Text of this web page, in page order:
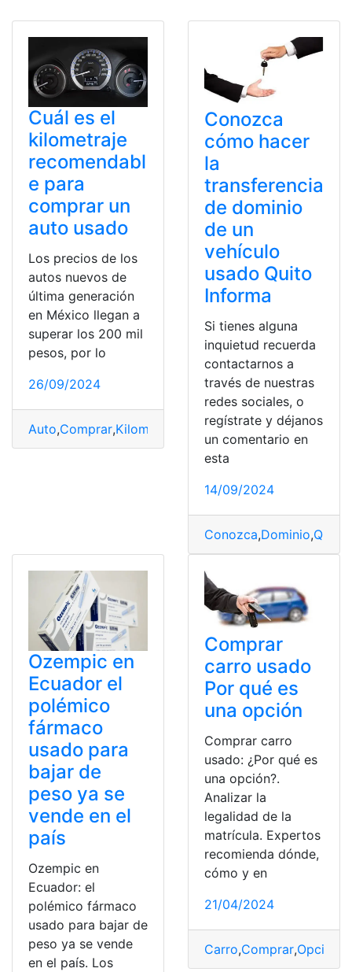
Cuál es el
kilometraje
recomendabl
e para
comprar un
auto usado
Los precios de los
autos nuevos de
última generación
en México llegan a
superar los 200 mil
pesos, por lo
26/09/2024
Auto,Comprar,Kilometraje recomendable usado
Conozca
cómo hacer
la
transferencia
de dominio
de un
vehículo
usado Quito
Informa
Si tienes alguna
inquietud recuerda
contactarnos a
través de nuestras
redes sociales, o
regístrate y déjanos
un comentario en
esta
14/09/2024
Conozca,Dominio,Quito
Ozempic en
Ecuador el
polémico
fármaco
usado para
bajar de
peso ya se
vende en el
país
Ozempic en
Ecuador: el
polémico fármaco
usado para bajar de
peso ya se vende
en el país. Los
Comprar
carro usado
Por qué es
una opción
Comprar carro
usado: ¿Por qué es
una opción?.
Analizar la
legalidad de la
matrícula. Expertos
recomienda dónde,
cómo y en
21/04/2024
Carro,Comprar,Opción